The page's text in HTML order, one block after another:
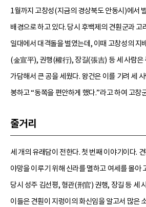
1월까지 고창성(지금의 경상북도 안동시)에서
배경으로 하고 있다. 당시 후백제의 견훤군과 고
일대에서 대격돌을 벌였는데, 이때 고창성의 지
(金宣平), 권행(權行), 장길(張吉) 등 세 사람은
가담해서 큰 공을 세웠다. 왕건은 이를 기려 세
봉하고 “동쪽을 편안하게 했다.”라고 하여 고창
줄거리
세 개의 유래담이 전한다. 첫 번째 이야기이다.
야망을 이루기 위해 신라를 멸하고 여세를 몰아
당시 성주 김선평, 형관(刑官) 권행, 장길 등 세
이들은 견훤이 지렁이의 화신임을 알고서 많은